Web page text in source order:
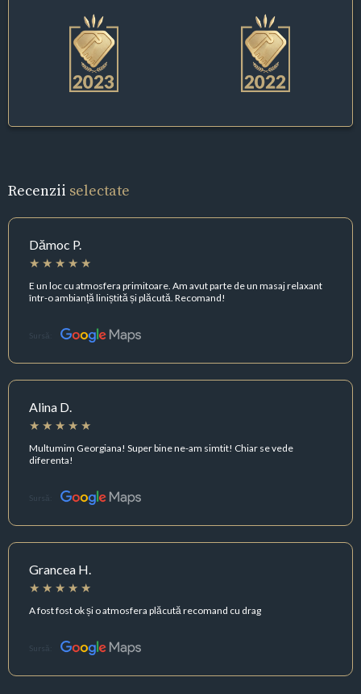
Recenzii selectate
Dămoc P.
E un loc cu atmosfera primitoare. Am avut parte de un masaj relaxant
într-o ambianță liniștită și plăcută. Recomand!
Sursă:
Alina D.
Multumim Georgiana! Super bine ne-am simtit! Chiar se vede
diferenta!
Sursă:
Grancea H.
A fost fost ok și o atmosfera plăcută recomand cu drag
Sursă: